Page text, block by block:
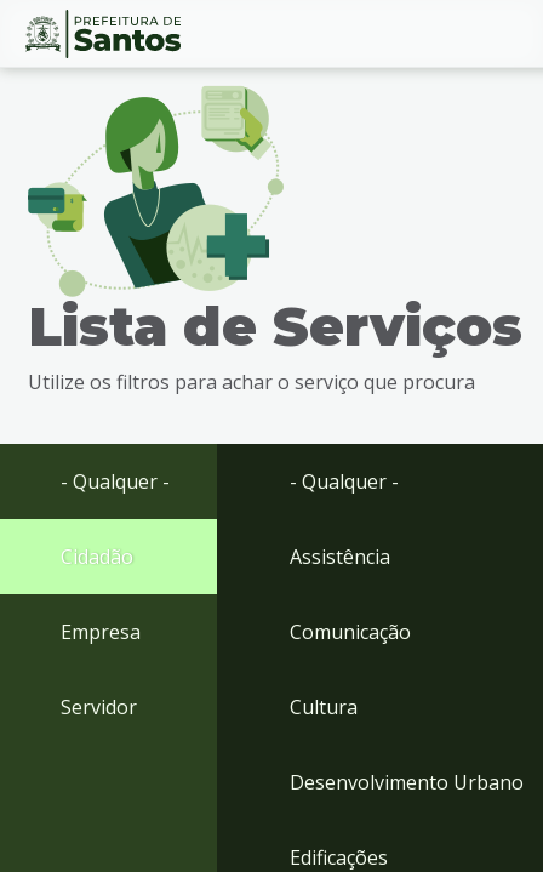
Ir
busca
Ir
rodapé
Conteúdo
Lista de Serviços
Utilize os filtros para achar o serviço que procura
- Qualquer -
Cidadão
Empresa
Servidor
- Qualquer -
Assistência
Comunicação
Cultura
Desenvolvimento Urbano
Edificações